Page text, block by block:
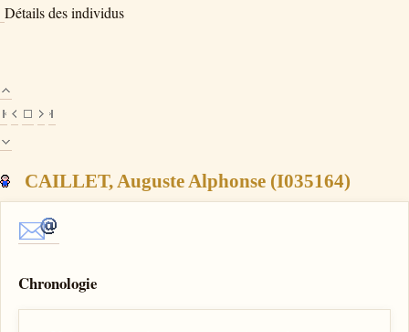
Détails des individus
CAILLET, Auguste Alphonse (I035164)
Chronologie